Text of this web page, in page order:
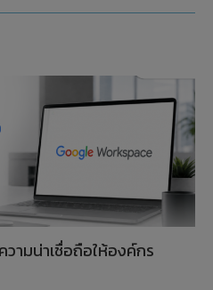
ามน่าเชื่อถือให้องค์กร